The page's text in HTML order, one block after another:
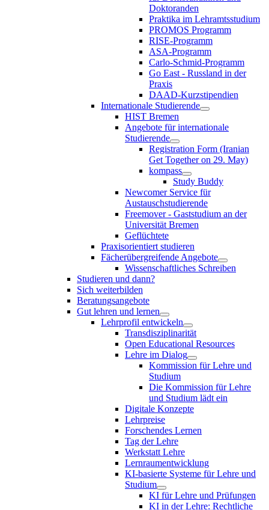
Doktoranden
Praktika im Lehramtsstudium
PROMOS Programm
RISE-Programm
ASA-Programm
Carlo-Schmid-Programm
Go East - Russland in der
Praxis
DAAD-Kurzstipendien
Internationale Studierende
HIST Bremen
Angebote für internationale
Studierende
Registration Form (Iranian
Get Together on 29. May)
kompass
Study Buddy
Newcomer Service für
Austauschstudierende
Freemover - Gaststudium an der
Universität Bremen
Geflüchtete
Praxisorientiert studieren
Fächerübergreifende Angebote
Wissenschaftliches Schreiben
Studieren und dann?
Sich weiterbilden
Beratungsangebote
Gut lehren und lernen
Lehrprofil entwickeln
Transdisziplinarität
Open Educational Resources
Lehre im Dialog
Kommission für Lehre und
Studium
Die Kommission für Lehre
und Studium lädt ein
Digitale Konzepte
Lehrpreise
Forschendes Lernen
Tag der Lehre
Werkstatt Lehre
Lernraumentwicklung
KI-basierte Systeme für Lehre und
Studium
KI für Lehre und Prüfungen
KI in der Lehre: Rechtliche